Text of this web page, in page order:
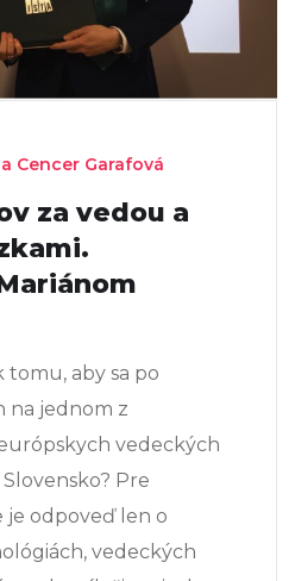
Cencer Garafová
za vedou a
tomu, aby sa po
na jednom z
vedeckých
Pre
je odpoveď len o
vedeckých